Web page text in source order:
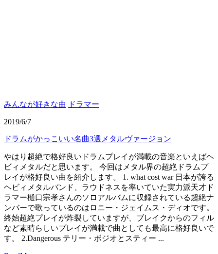
みんなが好きな曲 ドラマー
2019/6/7
ドラムがかっこいい名曲3選メタルヴァージョン
やはり超絶で格好良いドラムプレイが満載の音楽といえばヘ
ビィメタルだと思います。 今回はメタル界の超絶ドラムプ
レイが格好良い曲を紹介します。 1. what cost war 日本が誇る
ヘビィメタルバンド、ラウドネスを率いていた実力派天才ド
ラマー樋口宗孝さんのソロアルバムに収録されている超絶ナ
ンバーで歌っているのはロニー・ジェイムス・ディオです。
終始超絶プレイが炸裂していますが、ブレイクからのフィル
など素晴らしいプレイが満載で曲としても最高に格好良いで
す。 2.Dangerous テリー・ボジオとスティー ...